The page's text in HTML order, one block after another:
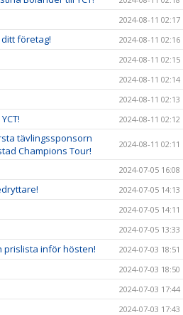
2024-08-11 02:17
företag! 2024-08-11 02:16
2024-08-11 02:15
2024-08-11 02:14
2024-08-11 02:13
2024-08-11 02:12
tävlingssponsorn
Champions Tour!
2024-08-11 02:11
2024-07-05 16:08
2024-07-05 14:13
2024-07-05 14:11
2024-07-05 13:33
prislista inför hösten! 2024-07-03 18:51
2024-07-03 18:50
2024-07-03 17:44
2024-07-03 17:43